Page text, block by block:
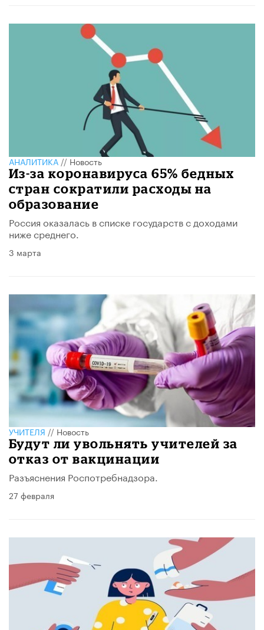
АНАЛИТИКА//Новость
Из-за коронавируса 65% бедных
стран сократили расходы на
образование
Россия оказалась в списке государств с доходами
ниже среднего.
3 марта
УЧИТЕЛЯ//Новость
Будут ли увольнять учителей за
отказ от вакцинации
Разъяснения Роспотребнадзора.
27 февраля